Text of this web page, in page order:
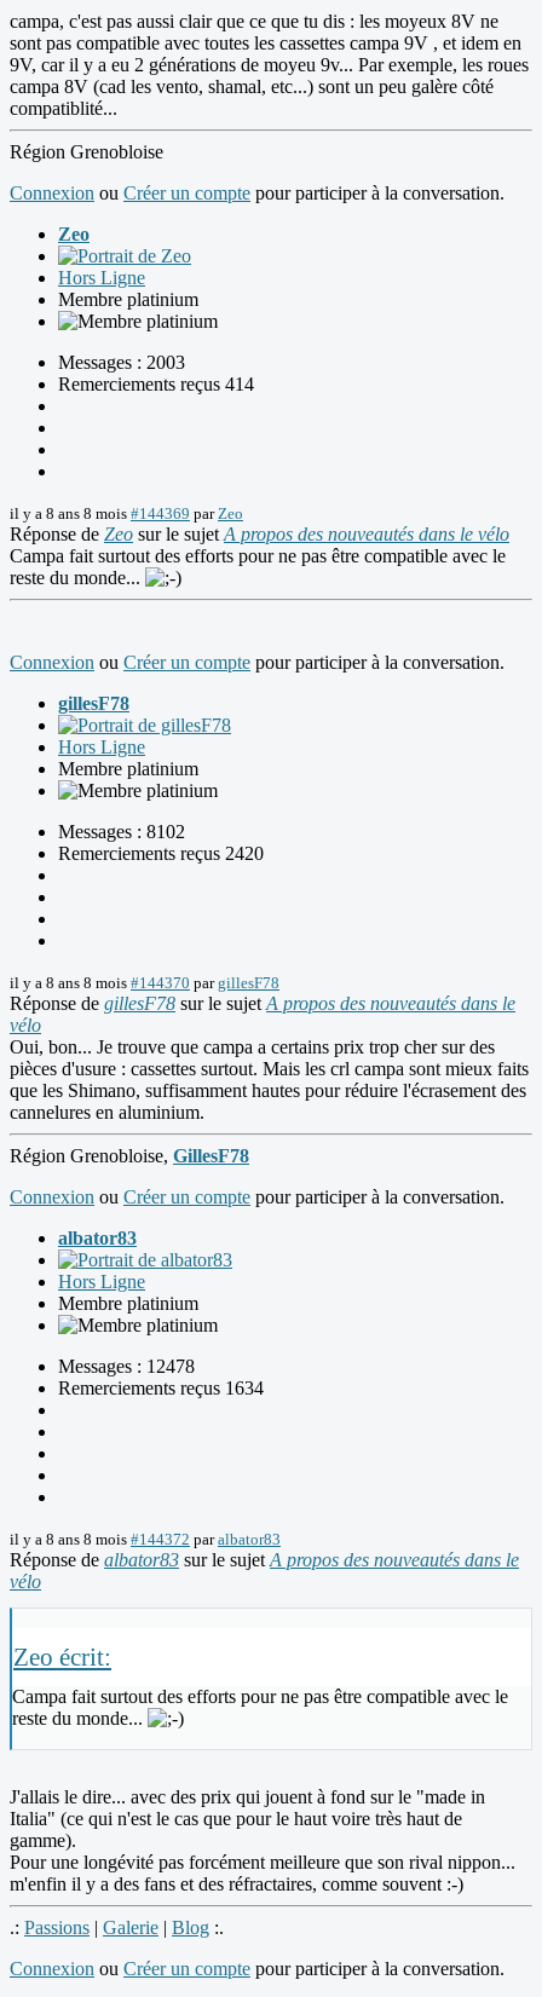
campa, c'est pas aussi clair que ce que tu dis : les moyeux 8V ne
sont pas compatible avec toutes les cassettes campa 9V , et idem en
9V, car il y a eu 2 générations de moyeu 9v... Par exemple, les roues
campa 8V (cad les vento, shamal, etc...) sont un peu galère côté
compatiblité...
Région Grenobloise
Connexion ou Créer un compte pour participer à la conversation.
Zeo
Hors Ligne
Membre platinium
Messages : 2003
Remerciements reçus 414
il y a 8 ans 8 mois #144369 par Zeo
Réponse de Zeo sur le sujet A propos des nouveautés dans le vélo
Campa fait surtout des efforts pour ne pas être compatible avec le
reste du monde...
Connexion ou Créer un compte pour participer à la conversation.
gillesF78
Hors Ligne
Membre platinium
Messages : 8102
Remerciements reçus 2420
il y a 8 ans 8 mois #144370 pargillesF78
Réponse de gillesF78 sur le sujet A propos des nouveautés dans le
vélo
Oui, bon... Je trouve que campa a certains prix trop cher sur des
pièces d'usure : cassettes surtout. Mais les crl campa sont mieux faits
que les Shimano, suffisamment hautes pour réduire l'écrasement des
cannelures en aluminium.
Région Grenobloise, GillesF78
Connexion ou Créer un compte pour participer à la conversation.
albator83
Hors Ligne
Membre platinium
Messages : 12478
Remerciements reçus 1634
il y a 8 ans 8 mois #144372 paralbator83
Réponse de albator83 sur le sujet A propos des nouveautés dans le
vélo
Zeo écrit:
Campa fait surtout des efforts pour ne pas être compatible avec le
reste du monde...
J'allais le dire... avec des prix qui jouent à fond sur le "made in
Italia" (ce qui n'est le cas que pour le haut voire très haut de
gamme).
Pour une longévité pas forcément meilleure que son rival nippon...
m'enfin il y a des fans et des réfractaires, comme souvent :-)
.: Passions | Galerie | Blog :.
Connexion ou Créer un compte pour participer à la conversation.